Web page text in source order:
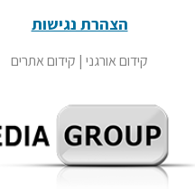
הצהרת נגישות
קידום אורגני | קידום אתרים